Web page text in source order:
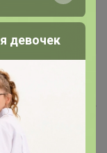
КЕЙК смесь
1 кг
девочек